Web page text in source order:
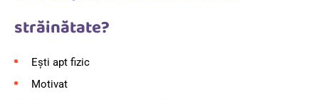
străinătate?
Ești apt fizic
Motivat